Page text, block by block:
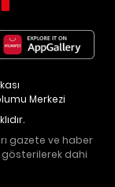
Merkezi
gazete ve haber
gösterilerek dahi